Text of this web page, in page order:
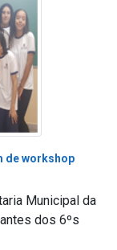
de workshop
Municipal da
dos 6ºs